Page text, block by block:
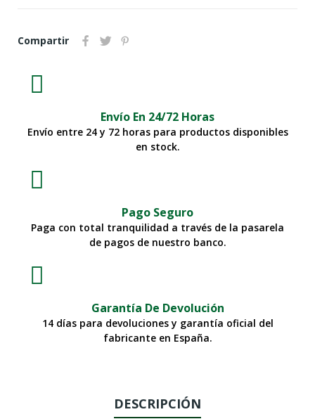
Compartir
Envío En 24/72 Horas
Envío entre 24 y 72 horas para productos disponibles
en stock.
Pago Seguro
Paga con total tranquilidad a través de la pasarela
de pagos de nuestro banco.
Garantía De Devolución
14 días para devoluciones y garantía oficial del
fabricante en España.
DESCRIPCIÓN